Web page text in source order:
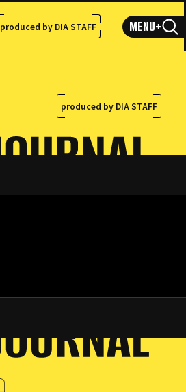
produced by DIA STAFF MENU+
produced by DIA STAFF